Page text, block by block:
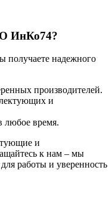
ИнКо74?
надежного
производителей.
и
любое время.
и
к нам – мы
работы и уверенность